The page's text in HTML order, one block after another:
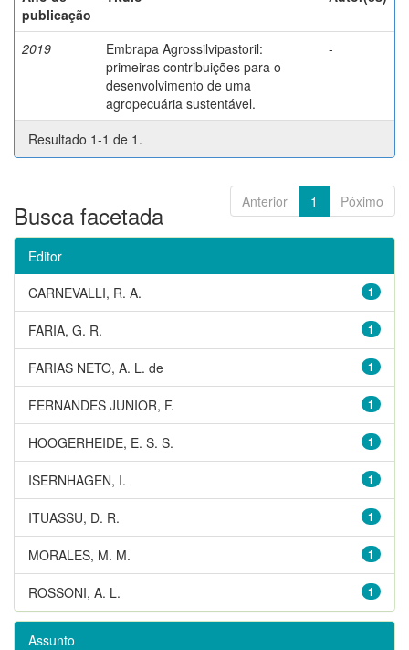
publicação
2019
Embrapa Agrossilvipastoril:
primeiras contribuições para o
desenvolvimento de uma
agropecuária sustentável.
-
Resultado 1-1 de 1.
Anterior 1 Póximo
Busca facetada
Editor
1
CARNEVALLI, R. A.
1
FARIA, G. R.
1
FARIAS NETO, A. L. de
1
FERNANDES JUNIOR, F.
1
HOOGERHEIDE, E. S. S.
1
ISERNHAGEN, I.
1
ITUASSU, D. R.
1
MORALES, M. M.
1
ROSSONI, A. L.
Assunto